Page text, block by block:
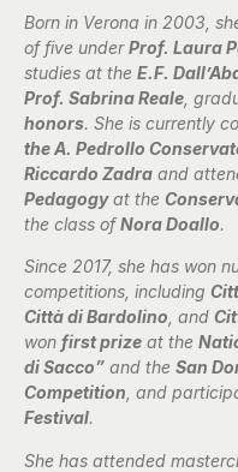
Born in Verona in 2003,
of five underProf. Laura
studies at the E.F.
Prof. Sabrina Reale ,
honors. She is currently
the A. Pedrollo
Riccardo Zadra and
Pedagogyat the
the class ofNora Doallo.
Since 2017, she has won
competitions, including
Città di Bardolino , and
won first prize at the
di Sacco” and the San
Competition , and
Festival.
She has attended